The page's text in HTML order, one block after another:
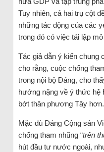
Tuy nhiên, cả hai trụ cột
những tác động của các
trong đó có việc tái lập
Tác giả dẫn ý kiến chung
cho rằng, cuộc chống
trong nội bộ Đảng, cho
hướng nặng về ý thức hệ
bớt thân phương Tây hơn.
Mặc dù Đảng Cộng sản
chống tham nhũng “trên
hút đầu tư nước ngoài,